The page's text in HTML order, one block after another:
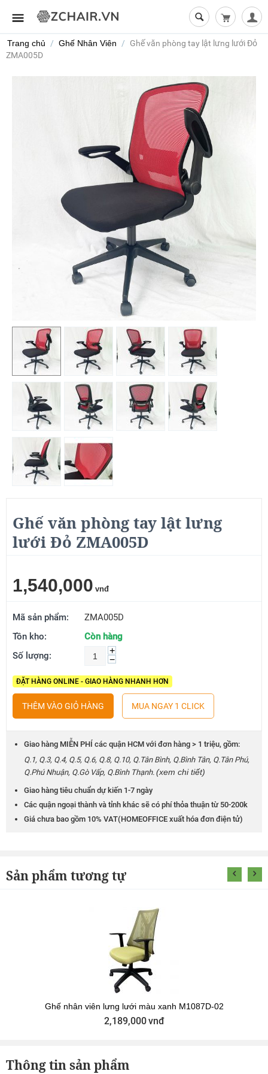
Giỏ hàng
Trang chủ / Ghế Nhân Viên /
Ghế văn phòng tay lật lưng lưới Đỏ
ZMA005D
Ghế văn phòng tay lật lưng
lưới Đỏ ZMA005D
1,540,000 vnđ
Mã sản phẩm:
ZMA005D
Tồn kho:
Còn hàng
Số lượng:
+
−
ĐẶT HÀNG ONLINE - GIAO HÀNG NHANH HƠN
THÊM VÀO GIỎ HÀNG MUA NGAY 1 CLICK
Giao hàng MIỄN PHÍ các quận HCM với đơn hàng > 1 triệu, gồm:
Q.1, Q.3, Q.4, Q.5, Q.6, Q.8, Q.10, Q.Tân Bình, Q.Bình Tân, Q.Tân Phú,
Q.Phú Nhuận, Q.Gò Vấp, Q.Bình Thạnh. (xem chi tiết)
Giao hàng tiêu chuẩn dự kiến 1-7 ngày
Các quận ngoại thành và tỉnh khác sẽ có phí thỏa thuận từ 50-200k
Giá chưa bao gồm 10% VAT(HOMEOFFICE xuất hóa đơn điện tử)
Sản phẩm tương tự
Ghế nhân viên lưng lưới màu xanh M1087D-02
2,189,000vnđ
Thông tin sản phẩm